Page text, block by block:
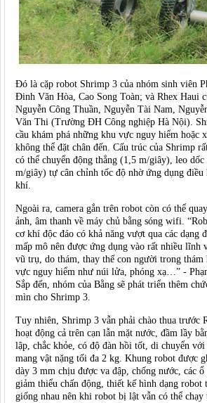
Đó là cặp robot Shrimp 3 của nhóm sinh viên
Đinh Văn Hòa, Cao Song Toàn; và Rhex Haui
Nguyễn Công Thuần, Nguyễn Tài Nam,
Văn Thi (Trường ĐH Công nghiệp Hà Nội).
cầu khám phá những khu vực nguy hiểm hoặc
không thể đặt chân đến. Cấu trúc của Shrimp
có thể chuyển động thẳng (1,5 m/giây), leo
m/giây) tự cân chỉnh tốc độ nhờ ứng dụng
khí.
Ngoài ra, camera gắn trên robot còn có thể
ảnh, âm thanh về máy chủ bằng sóng wifi.
cơ khí độc đáo có khả năng vượt qua các dạng
mấp mô nên được ứng dụng vào rất nhiều lĩnh
vũ trụ, do thám, thay thế con người trong thám
vực nguy hiểm như núi lửa, phóng xạ…” -
Sắp đến, nhóm của Bằng sẽ phát triển thêm
mìn cho Shrimp 3.
Tuy nhiên, Shrimp 3 vẫn phải chào thua trước
hoạt động cả trên cạn lẫn mặt nước, đầm lầy
lập, chắc khỏe, có độ đàn hồi tốt, di chuyển
mang vật nặng tối đa 2 kg. Khung robot được
dày 3 mm chịu được va đập, chống nước, các
giảm thiểu chấn động, thiết kế hình dạng robot
giống nhau nên khi robot bị lật vẫn có thể